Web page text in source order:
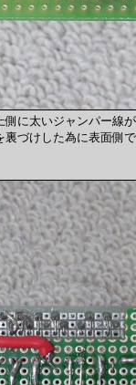
に太いジャンパー線
づけした為に表面側